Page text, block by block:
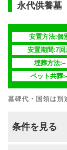
永代供養墓
安置方法:個
安置期間:7回
埋葬方法:–
ペット共葬
墓碑代・国領は別
条件を見る